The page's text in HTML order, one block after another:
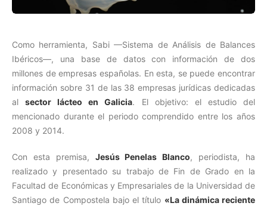
Como herramienta, Sabi —Sistema de Análisis de Balances
Ibéricos—, una base de datos con información de dos
millones de empresas españolas. En esta, se puede encontrar
información sobre 31 de las 38 empresas jurídicas dedicadas
alsector lácteo en Galicia. El objetivo: el estudio del
mencionado durante el periodo comprendido entre los años
2008 y 2014.
Con esta premisa, Jesús Penelas Blanco, periodista, ha
realizado y presentado su trabajo de Fin de Grado en la
Facultad de Económicas y Empresariales de la Universidad de
Santiago de Compostela bajo el título «La dinámica reciente